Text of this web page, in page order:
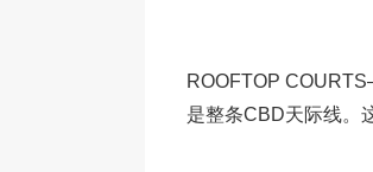
ROOFTOP
是整条CBD天际线。